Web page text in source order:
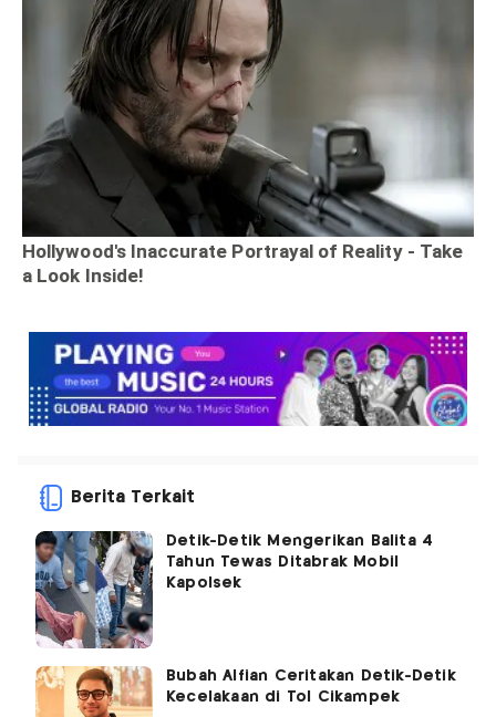
Berita Terkait
Detik-Detik Mengerikan Balita 4
Tahun Tewas Ditabrak Mobil
Kapolsek
Bubah Alfian Ceritakan Detik-Detik
Kecelakaan di Tol Cikampek